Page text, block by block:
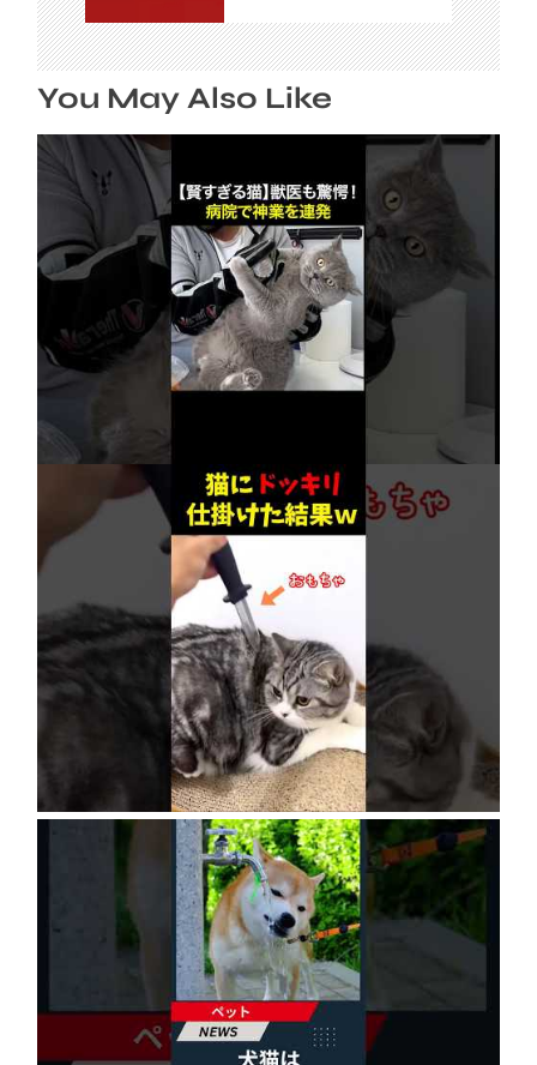
You May Also Like
【賢すぎる猫】獣医も驚愕！病院で神業を連発
2026年8月6日
ネコにドッキリ仕掛けた結果５選 #猫のいる暮
らし #cat #面白集 #ねこ #笑ったら負け
2026年8月6日
犬猫は体温調節が苦手、しかも夏バテは胃腸に
出る…そんなときの対処法とは？ #犬 #猫 #ペ